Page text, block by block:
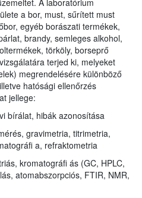
A laboratórium
a bor, must, sűrített must
egyéb borászati termékek,
brandy, semleges alkohol,
törköly, borseprő
terjed ki, melyeket
megrendelésére különböző
hatósági ellenőrzés
jellege:
bírálat, hibák azonosítása
gravimetria, titrimetria,
a, refraktometria
kromatográfi ás (GC, HPLC,
atomabszorpciós, FTIR, NMR,